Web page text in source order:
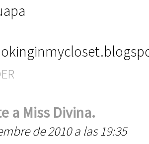
a Miss Divina.
de 2010 a las 19:35